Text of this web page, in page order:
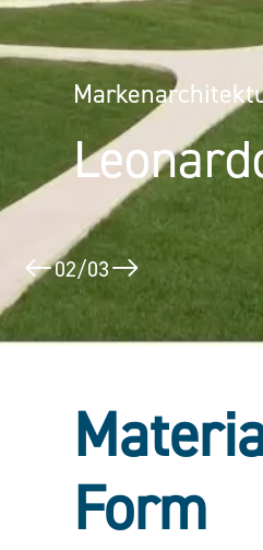
Architektur als
Puerta
02/03
Form